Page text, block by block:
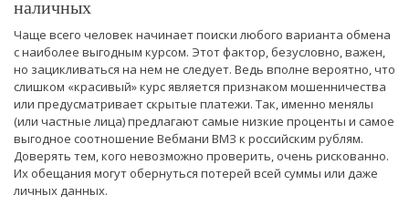
наличных
Чаще всего человек начинает поиски любого варианта обмена
с наиболее выгодным курсом. Этот фактор, безусловно, важен,
но зацикливаться на нем не следует. Ведь вполне вероятно, что
слишком «красивый» курс является признаком мошенничества
или предусматривает скрытые платежи. Так, именно менялы
(или частные лица) предлагают самые низкие проценты и самое
выгодное соотношение Вебмани ВМЗ к российским рублям.
Доверять тем, кого невозможно проверить, очень рискованно.
Их обещания могут обернуться потерей всей суммы или даже
личных данных.